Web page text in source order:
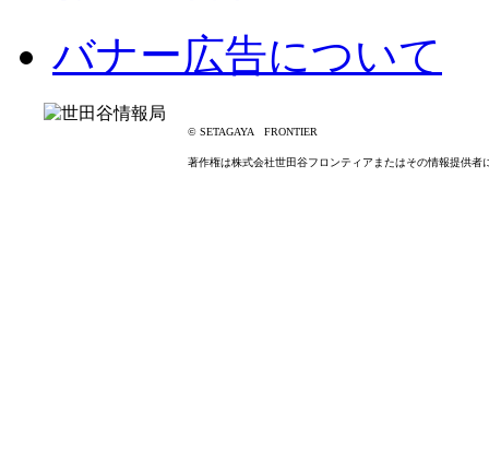
バナー広告について
© SETAGAYA FRONTIER
著作権は株式会社世田谷フロンティアまたはその情報提供者